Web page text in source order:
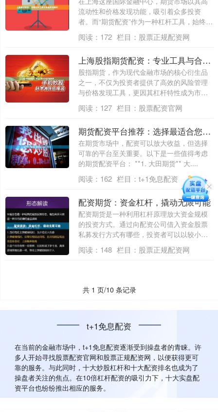
流动性和价格发现功能，吸引着众多投资
者。而“期货配资”作为一种杠杆工具，始终是
市场....
阅读： 172 栏目： 股票正规配资网
上海股指期货配资：专业工具与合规策略解析
股指期货，作为现代金融市场的核心衍生品
之一，不仅为投资者提供了高效的风险管理
与价格发现工具，更因其杠杆特性成为市场
关注的....
阅读： 127 栏目： 股票配资官网
期货配资平台推荐：选择最适合您的可靠平台
在期货市场中，配资可以放大收益，但选择
可靠的平台至关重要。以下是一些值得考虑
的期货配资平台： **1. 大田期货** 大....
阅读： 162 栏目： t+1免息配资
配资期货：资金杠杆，撬动无限可能
配资期货是一种利用杠杆原理放大资金规模
的投资方式。通过向配资公司借入资金股票
私募发行方式有哪些，投资者可以以较小的
本金撬....
阅读： 148 栏目： 股票正规配资网
共 1 页/10 条记录
t+1免息配资
在当前的金融市场中，t+1免息配资逐渐受到操盘者的青睐。许
多人开始寻找股票配资官网和股票正规配资网，以便获得更可
靠的服务。与此同时，十大炒股杠杆和十大配资排名也成为了
操盘者关注的焦点。在10倍杠杆配资的吸引力下，十大实盘配
资平台也纷纷推出相应的服务。